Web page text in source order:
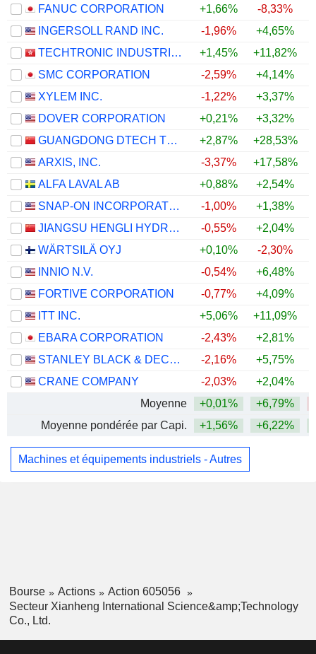
FANUC CORPORATION
+1,66% -8,33%
INGERSOLL RAND INC.
-1,96% +4,65%
TECHTRONIC INDUSTRIES COMPANY LIMITED
+1,45% +11,82%
SMC CORPORATION
-2,59% +4,14%
XYLEM INC.
-1,22% +3,37%
DOVER CORPORATION
+0,21% +3,32%
GUANGDONG DTECH TECHNOLOGY CO., LTD.
+2,87% +28,53%
ARXIS, INC.
-3,37% +17,58%
ALFA LAVAL AB
+0,88% +2,54%
SNAP-ON INCORPORATED
-1,00% +1,38%
JIANGSU HENGLI HYDRAULIC CO.,LTD
-0,55% +2,04%
WÄRTSILÄ OYJ
+0,10% -2,30%
INNIO N.V.
-0,54% +6,48%
FORTIVE CORPORATION
-0,77% +4,09%
ITT INC.
+5,06% +11,09%
EBARA CORPORATION
-2,43% +2,81%
STANLEY BLACK & DECKER, INC.
-2,16% +5,75%
CRANE COMPANY
-2,03% +2,04%
Moyenne
+0,01% +6,79%
Moyenne pondérée par Capi.
+1,56% +6,22%
Machines et équipements industriels - Autres
Bourse Actions
Action 605056
Secteur Xianheng International Science&amp;Technology
Co., Ltd.